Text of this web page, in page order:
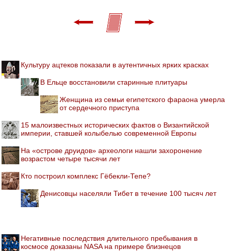
Культуру ацтеков показали в аутентичных ярких красках
В Ельце восстановили старинные плитуары
Женщина из семьи египетского фараона умерла
от сердечного приступа
15 малоизвестных исторических фактов о Византийской
империи, ставшей колыбелью современной Европы
На «острове друидов» археологи нашли захоронение
возрастом четыре тысячи лет
Кто построил комплекс Гёбекли-Тепе?
Денисовцы населяли Тибет в течение 100 тысяч лет
Негативные последствия длительного пребывания в
космосе доказаны NASA на примере близнецов